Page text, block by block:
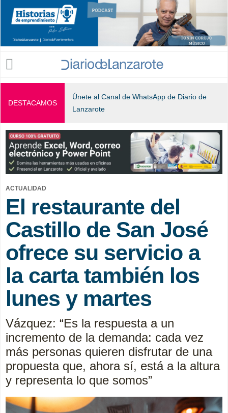
Jump to navigation
DESTACAMOS
Únete al Canal de WhatsApp de Diario de
Lanzarote
ACTUALIDAD
El restaurante del
Castillo de San José
ofrece su servicio a
la carta también los
lunes y martes
Vázquez: “Es la respuesta a un
incremento de la demanda: cada vez
más personas quieren disfrutar de una
propuesta que, ahora sí, está a la altura
y representa lo que somos”